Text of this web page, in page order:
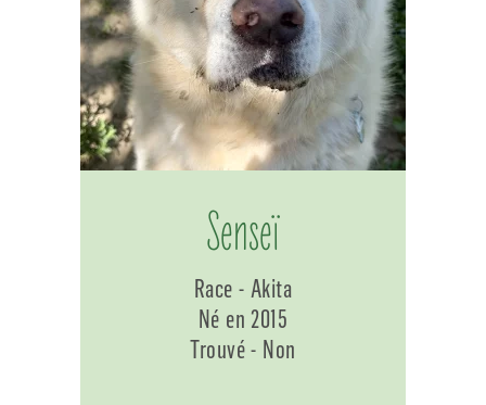
Senseï
Race - Akita
Né en 2015
Trouvé - Non